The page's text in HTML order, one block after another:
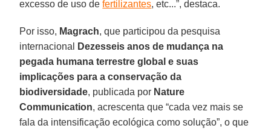
excesso de uso defertilizantes, etc...”, destaca.
Por isso, Magrach, que participou da pesquisa
internacional
Dezesseis anos de mudança na
pegada humana terrestre global e suas
implicações para a conservação da
biodiversidade, publicada por Nature
Communication, acrescenta que “cada vez mais se
fala da intensificação ecológica como solução”, o que